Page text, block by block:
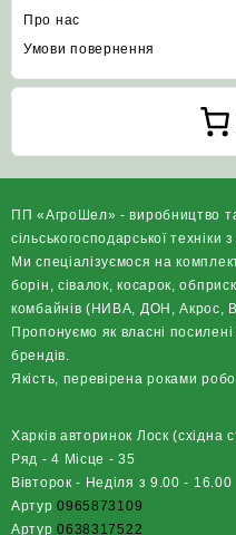
Про нас
Умови повернення
ПП «АгроШел» - виробництво
сільськогосподарської техніки
Ми спеціалізуємося на
борін, сівалок, косарок,
комбайнів (НИВА, ДОН, Акрос,
Пропонуємо як власні
брендів.
Якість, перевірена роками
Харків авторинок Лоск (східна
Ряд - 4 Місце - 35
Вівторок - Неділя з 9.00 - 16.00
Артур0965873109
Артур0638317522